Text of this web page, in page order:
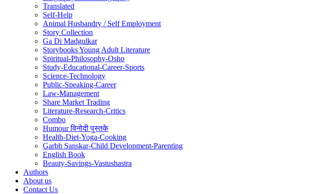
Translated
Self-Help
Animal Husbandry / Self Employment
Story Collection
Ga Di Madgulkar
Storybooks Young Adult Literature
Spiritual-Philosophy-Osho
Study-Educational-Career-Sports
Science-Technology
Public-Speaking-Career
Law-Management
Share Market Trading
Literature-Research-Critics
Combo
Humour विनोदी पुस्तके
Health-Diet-Yoga-Cooking
Garbh Sanskar-Child Development-Parenting
English Book
Beauty-Savings-Vastushastra
Authors
About us
Contact Us